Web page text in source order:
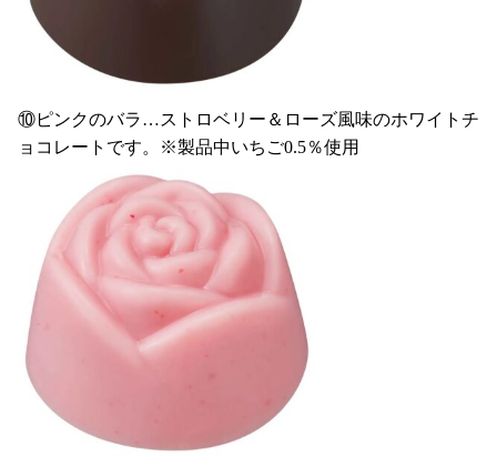
⑩ピンクのバラ…ストロベリー＆ローズ風味のホワイトチ
ョコレートです。※製品中いちご0.5％使用